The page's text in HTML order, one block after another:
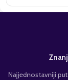
Najjednostavniji